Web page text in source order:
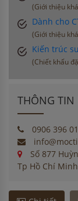
(Giới thiệu
Dành cho
(Giới thiệu
Kiến trúc
(Chiết khấu
THÔNG TIN
0906 396
Số 877
Tp Hồ Chí Minh